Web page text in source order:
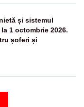
și sistemul
1 octombrie 2026.
șoferi și